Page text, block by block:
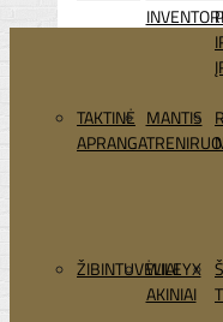
TAKTINĖ
APRANGA
MANTIS
ŽIBINTUVĖLIAI
WILEYX
AKINIAI